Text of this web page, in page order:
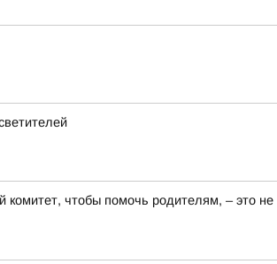
чтобы помочь родителям, – это не